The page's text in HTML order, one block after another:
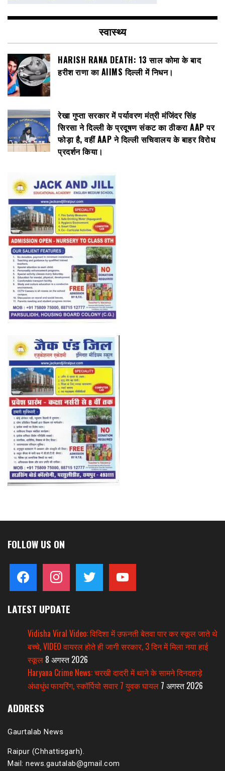
स्वास्थ्य
HARISH RANA DEATH: 13 साल कोमा के बाद
हरीश राणा का AIIMS दिल्ली में निधन।
रेखा गुप्ता सरकार में पर्यावरण मंत्री मंजिंदर सिंह
सिरसा ने दिल्ली के प्रदूषण संकट का ठीकरा AAP पर
फोड़ा है, वहीं AAP ने दिल्ली सचिवालय के बाहर विरोध
प्रदर्शन किया।
FOLLOW US ON
facebook instagram twitter youtube
LATEST UPDATE
Vidisha Viral Video: विदिशा में उफनती बेतवा पार कर स्कूल जाते थे
बच्चे, VIDEO वायरल होते ही जागी सरकार, 3 दिन में मिला नया हाई
स्कूल 8 अगस्त 2026
Haryana Crime News: चरखी दादरी में थाने के सामने दिनदहाड़े
अंधाधुंध फायरिंग, स्कॉर्पियो सवार 7 युवक घायल 7 अगस्त 2026
ADDRESS
Gaurtalab News
Raipur (Chhattisgarh).
Mail: news.gautalab@gmail.com